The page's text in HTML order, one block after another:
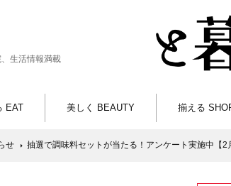
生活情報満載
EAT 美しく BEAUTY 揃える
せ 抽選で調味料セットが当たる！アンケート実施中【2